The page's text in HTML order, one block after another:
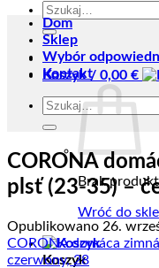
Szukaj:
Koszyk / 0,00 €
Brak
Wróć do
Koszyk
Dom
Sklep
Wybór
Kontakt
Szukaj:
CORONA
plsť (23-35) –
Opublikowano 26.
CORONA domáca
czerwony, 28